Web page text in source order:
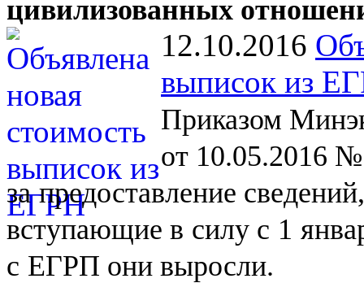
цивилизованных
12.10.2016
выписок из
Приказом
от 10.05.2016 №
за предоставление
вступающие в силу с 1
с ЕГРП они выросли.